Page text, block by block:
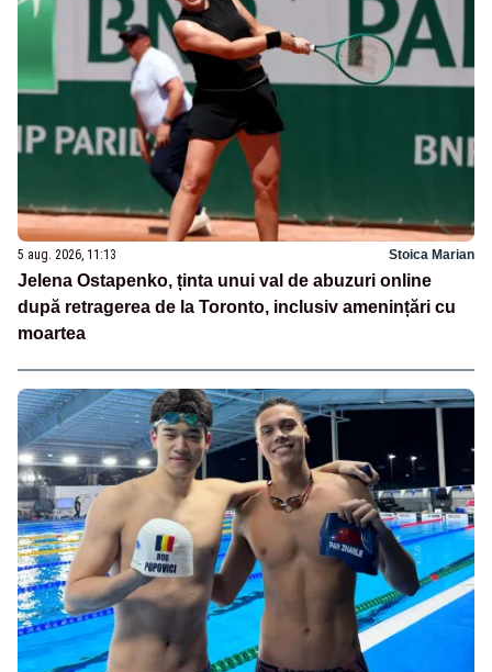
5 aug. 2026, 11:13 Stoica Marian
Jelena Ostapenko, ținta unui val de abuzuri online
după retragerea de la Toronto, inclusiv amenințări cu
moartea